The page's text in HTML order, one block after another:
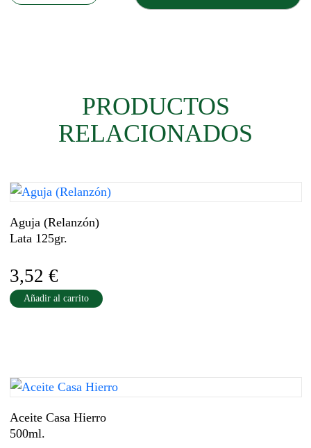
cantidad
PRODUCTOS
RELACIONADOS
Aguja (Relanzón)
Lata 125gr.
3,52 €
Añadir al carrito
Aceite Casa Hierro
500ml.